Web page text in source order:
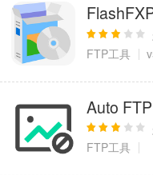
FTP工具
Auto
FTP工具